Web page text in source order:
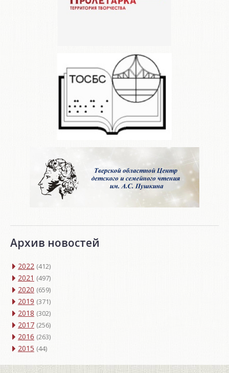
Архив новостей
2022 (412)
2021 (497)
2020 (659)
2019 (371)
2018 (302)
2017 (256)
2016 (263)
2015 (44)